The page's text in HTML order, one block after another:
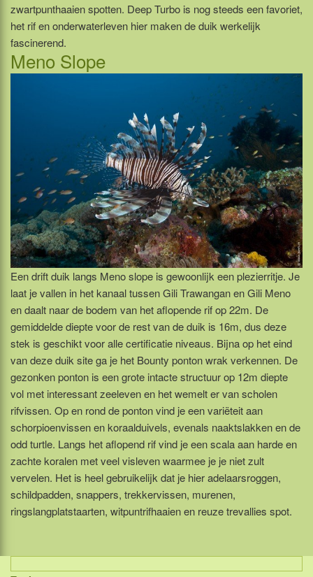
zwartpunthaaien spotten. Deep Turbo is nog steeds een favoriet,
het rif en onderwaterleven hier maken de duik werkelijk
fascinerend.
Meno Slope
Een drift duik langs Meno slope is gewoonlijk een plezierritje. Je
laat je vallen in het kanaal tussen Gili Trawangan en Gili Meno
en daalt naar de bodem van het aflopende rif op 22m. De
gemiddelde diepte voor de rest van de duik is 16m, dus deze
stek is geschikt voor alle certificatie niveaus. Bijna op het eind
van deze duik site ga je het Bounty ponton wrak verkennen. De
gezonken ponton is een grote intacte structuur op 12m diepte
vol met interessant zeeleven en het wemelt er van scholen
rifvissen. Op en rond de ponton vind je een variëteit aan
schorpioenvissen en koraalduivels, evenals naaktslakken en de
odd turtle. Langs het aflopend rif vind je een scala aan harde en
zachte koralen met veel visleven waarmee je je niet zult
vervelen. Het is heel gebruikelijk dat je hier adelaarsroggen,
schildpadden, snappers, trekkervissen, murenen,
ringslangplatstaarten, witpuntrifhaaien en reuze trevallies spot.